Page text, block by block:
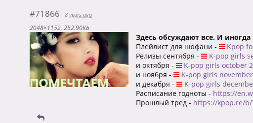
#71866
8 years ago
2048×1152 252.90Kb
Здесь обсуждают все. И иногда
Плейлист для нюфани -
Kpop
Релизы сентября -
K-pop girls
и октября -
K-pop girls october
и ноября -
K-pop girls
и декабря -
K-pop girls
Расписание годноты - https://
Прошлый тред - https://kpop.re/b/